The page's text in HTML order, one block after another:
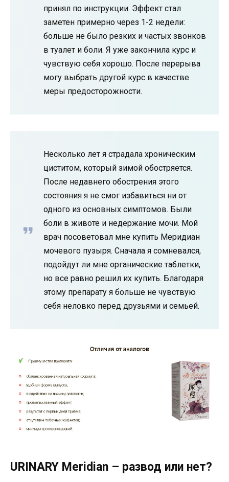
принял по инструкции. Эффект стал
заметен примерно через 1-2 недели:
больше не было резких и частых звонков
в туалет и боли. Я уже закончила курс и
чувствую себя хорошо. После перерыва
могу выбрать другой курс в качестве
меры предосторожности.
Несколько лет я страдала хроническим
циститом, который зимой обостряется.
После недавнего обострения этого
состояния я не смог избавиться ни от
одного из основных симптомов. Были
боли в животе и недержание мочи. Мой
врач посоветовал мне купить Меридиан
мочевого пузыря. Сначала я сомневался,
подойдут ли мне органические таблетки,
но все равно решил их купить. Благодаря
этому препарату я больше не чувствую
себя неловко перед друзьями и семьей.
URINARY Meridian – развод или нет?